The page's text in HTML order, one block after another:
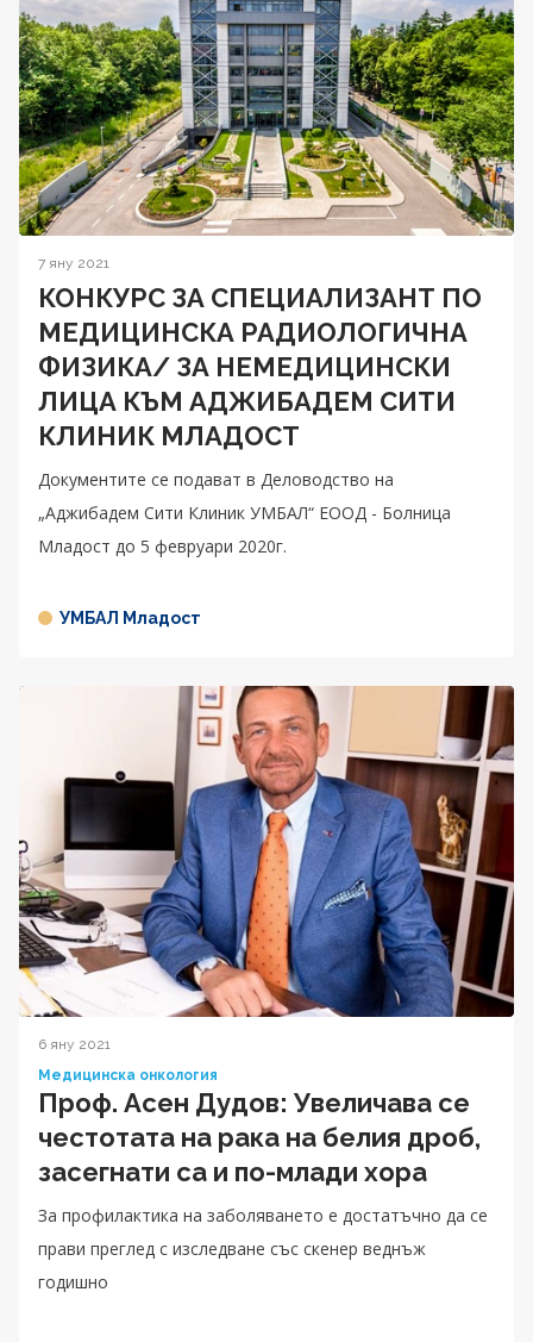
7 яну 2021
КОНКУРС ЗА СПЕЦИАЛИЗАНТ ПО
МЕДИЦИНСКА РАДИОЛОГИЧНА
ФИЗИКА/ ЗА НЕМЕДИЦИНСКИ
ЛИЦА КЪМ АДЖИБАДЕМ СИТИ
КЛИНИК МЛАДОСТ
Документите се подават в Деловодство на
„Аджибадем Сити Клиник УМБАЛ“ ЕООД - Болница
Младост до 5 февруари 2020г.
УМБАЛ Младост
6 яну 2021
Медицинска онкология
Проф. Асен Дудов: Увеличава се
честотата на рака на белия дроб,
засегнати са и по-млади хора
За профилактика на заболяването е достатъчно да се
прави преглед с изследване със скенер веднъж
годишно